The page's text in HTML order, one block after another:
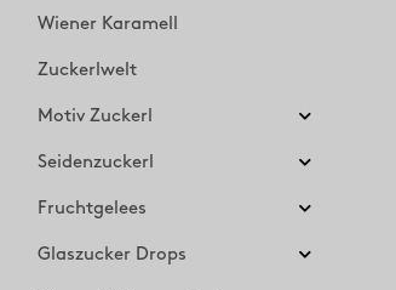
Wiener Karamell
Zuckerlwelt
Motiv Zuckerl
Seidenzuckerl
Fruchtgelees
Glaszucker Drops